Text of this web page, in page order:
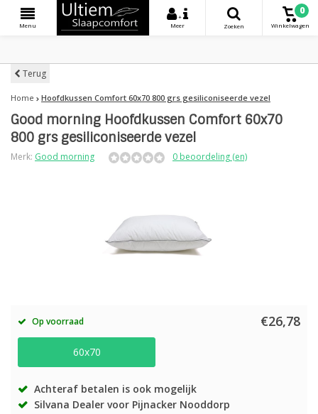
Menu
+
Meer
Zoeken
0
Winkelwagen
Terug
Home Hoofdkussen Comfort 60x70 800 grs gesiliconiseerde vezel
Good morning Hoofdkussen Comfort 60x70
800 grs gesiliconiseerde vezel
Merk: Good morning 0 beoordeling (en)
Op voorraad €26,78
60x70
Achteraf betalen is ook mogelijk
Silvana Dealer voor Pijnacker Nooddorp